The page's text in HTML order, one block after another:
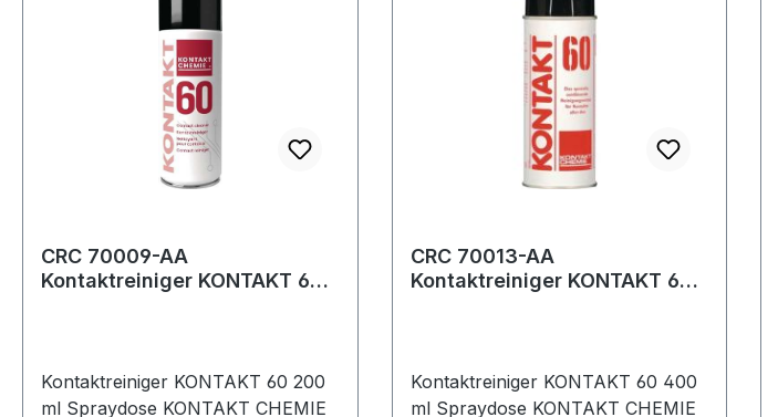
CRC 70009-AA
Kontaktreiniger KONTAKT 60
Kontaktreiniger KONTAKT 60 200
ml Spraydose KONTAKT CHEMIE
CRC 70013-AA
Kontaktreiniger KONTAKT 60
Kontaktreiniger KONTAKT 60 400
ml Spraydose KONTAKT CHEMIE